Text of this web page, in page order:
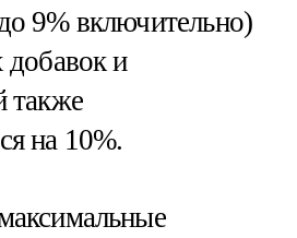
9% включительно)
добавок и
также
на 10%.